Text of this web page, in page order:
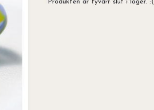
Produkten är tyvärr slut i lager. :(